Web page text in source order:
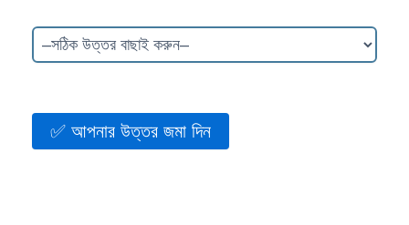
✅ আপনার উত্তর জমা দিন